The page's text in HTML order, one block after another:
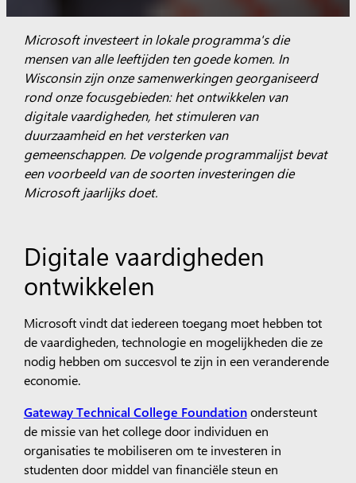
Microsoft investeert in lokale programma's die
mensen van alle leeftijden ten goede komen. In
Wisconsin zijn onze samenwerkingen georganiseerd
rond onze focusgebieden: het ontwikkelen van
digitale vaardigheden, het stimuleren van
duurzaamheid en het versterken van
gemeenschappen. De volgende programmalijst bevat
een voorbeeld van de soorten investeringen die
Microsoft jaarlijks doet.
Digitale vaardigheden
ontwikkelen
Microsoft vindt dat iedereen toegang moet hebben tot
de vaardigheden, technologie en mogelijkheden die ze
nodig hebben om succesvol te zijn in een veranderende
economie.
Gateway Technical College Foundationondersteunt
de missie van het college door individuen en
organisaties te mobiliseren om te investeren in
studenten door middel van financiële steun en